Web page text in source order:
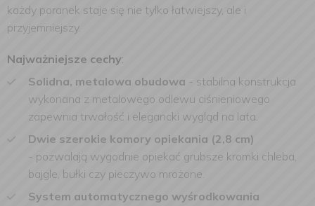
każdy poranek staje się nie tylko łatwiejszy, ale i
przyjemniejszy.
Najważniejsze cechy:
Solidna, metalowa obudowa - stabilna konstrukcja
wykonana z metalowego odlewu ciśnieniowego
zapewnia trwałość i elegancki wygląd na lata.
Dwie szerokie komory opiekania (2,8 cm)
- pozwalają wygodnie opiekać grubsze kromki chleba,
bajgle, bułki czy pieczywo mrożone.
System automatycznego wyśrodkowania